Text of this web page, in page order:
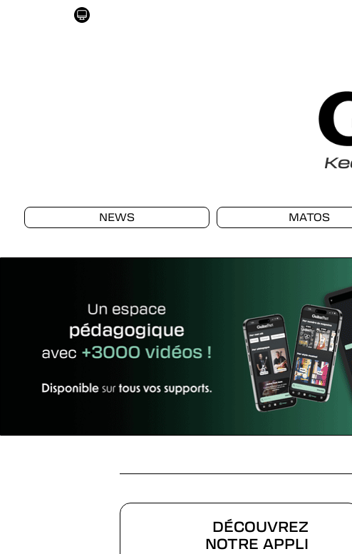
NEWS MATOS
CHRONIQUES
DÉCOUVREZ
NOTRE APPLI